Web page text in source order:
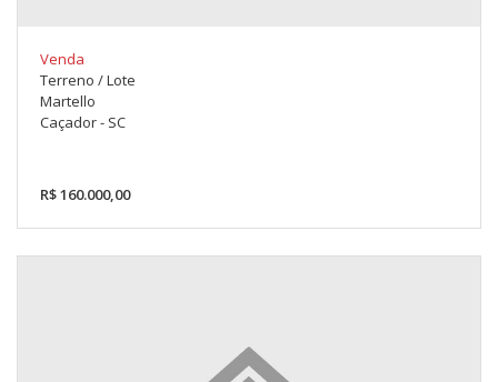
Venda
Terreno / Lote
Martello
Caçador - SC
R$ 160.000,00